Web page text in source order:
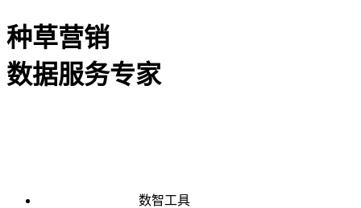
种草营销
数据服务专家
数智工具